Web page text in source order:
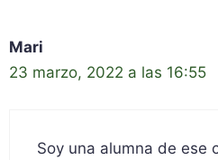
Mari
23 marzo, 2022 a las 16:55
Soy una alumna de ese